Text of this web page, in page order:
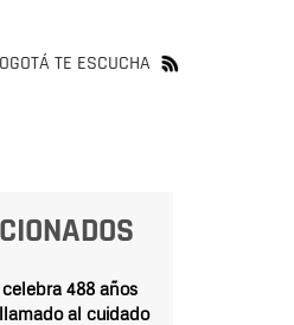
TE ESCUCHA
488 años
al cuidado